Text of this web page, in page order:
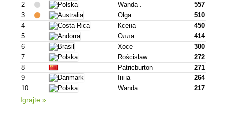
2
Wanda .
557
3
Olga
510
4
Ксена
450
5
Олла
414
6
Хосе
300
7
Rościsław
272
8
Patricburton
271
9
Інна
264
10
Wanda 217
Igrajte »